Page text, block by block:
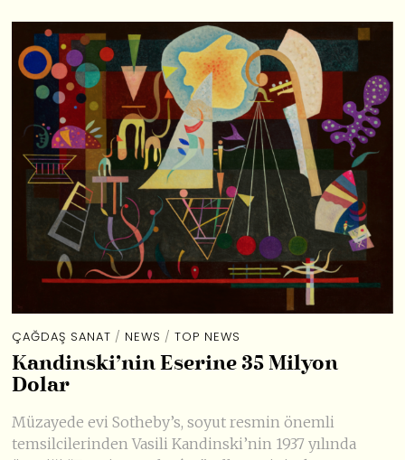
ÇAĞDAŞ SANAT / NEWS / TOP NEWS
Kandinski’nin Eserine 35 Milyon
Dolar
Müzayede evi Sotheby’s, soyut resmin önemli
temsilcilerinden Vasili Kandinski’nin 1937 yılında